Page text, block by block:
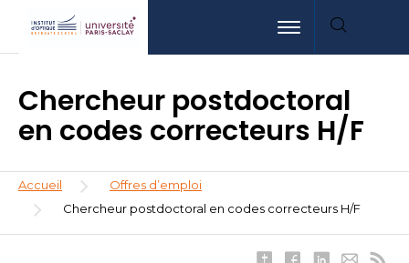
contenu
menu
la
Toggle navigation
Chercheur postdoctoral
en codes correcteurs H/F
Fil
d'Ariane
Accueil
Offres d’emploi
Chercheur postdoctoral en codes correcteurs H/F